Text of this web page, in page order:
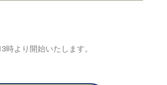
時より開始いたします。